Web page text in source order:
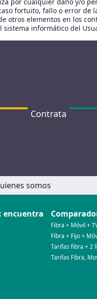
fortuito, fallo o error de
otros elementos en los
sistema informático del
Contrata
somos
encuentra
Fibra + Móvil +
Fibra + Fijo +
Tarifas fibra + 2
Tarifas Fibra,